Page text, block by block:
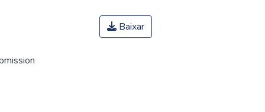
Baixar